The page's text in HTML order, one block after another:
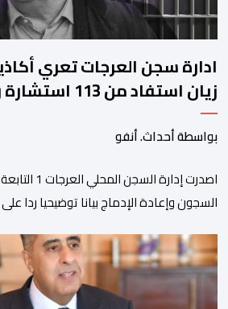
ادارة سجن العرجات تعري
زيان استفاد من 113 استشارة و50 فحصا طبيا
بواسطة أحداث. أنفو
اصدرت إدارة
السجون وإعادة الإدماج بيانا توضيحيا ردا
زيان، المعتقل بالمؤسسة ذاتها، وذلك لتنوير
والمعطيات الدقيقة.واوضحت إدارة
بالأمر يستفيد منذ إيداعه من تتبع طبي